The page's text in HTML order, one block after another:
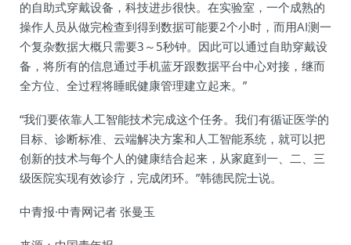
的自助式穿戴设备，科技进步很快。在实验室，一个成熟的
操作人员从做完检查到得到数据可能要2个小时，而用AI测一
个复杂数据大概只需要3～5秒钟。因此可以通过自助穿戴设
备，将所有的信息通过手机蓝牙跟数据平台中心对接，继而
全方位、全过程将睡眠健康管理建立起来。”
“我们要依靠人工智能技术完成这个任务。我们有循证医学的
目标、诊断标准、云端解决方案和人工智能系统，就可以把
创新的技术与每个人的健康结合起来，从家庭到一、二、三
级医院实现有效诊疗，完成闭环。”韩德民院士说。
中青报·中青网记者 张曼玉